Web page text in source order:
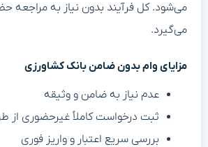
می‌شود. کل فرآیند بدون نیاز به مراجعه
می‌گیرد.
مزایای وام بدون ضامن بانک کشاورزی
عدم نیاز به ضامن و وثیقه
ثبت درخواست کاملاً غیرحضوری از
بررسی سریع اعتبار و واریز فوری